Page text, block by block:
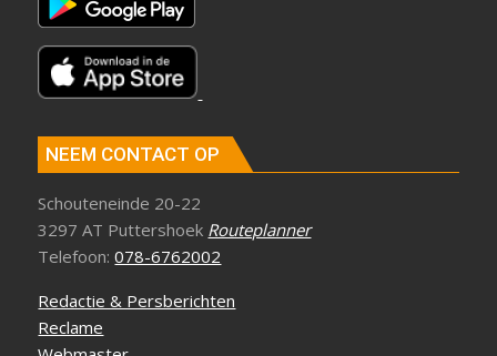
NEEM CONTACT OP
Schouteneinde 20-22
3297 AT Puttershoek Routeplanner
Telefoon:078-6762002
Redactie & Persberichten
Reclame